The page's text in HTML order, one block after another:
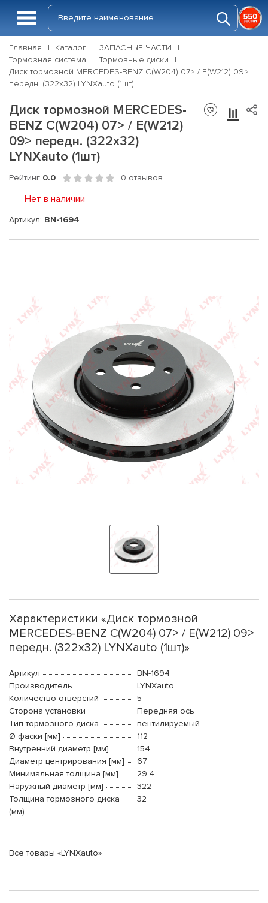
Главная Каталог
ЗАПАСНЫЕ ЧАСТИ
Тормозная система
Тормозные диски
Диск тормозной MERCEDES-BENZ C(W204) 07> / E(W212) 09>
передн. (322x32) LYNXauto (1шт)
Диск тормозной MERCEDES-
BENZ C(W204) 07> / E(W212)
09> передн. (322x32)
LYNXauto (1шт)
Рейтинг 0.0 0 отзывов
Нет в наличии
Артикул: BN-1694
Характеристики «Диск тормозной
MERCEDES-BENZ C(W204) 07> / E(W212) 09>
передн. (322x32) LYNXauto (1шт)»
Артикул
BN-1694
Производитель
LYNXauto
Количество отверстий
5
Сторона установки
Передняя ось
Тип тормозного диска
вентилируемый
Ø фаски [мм]
112
Внутренний диаметр [мм]
154
Диаметр центрирования [мм]
67
Минимальная толщина [мм]
29.4
Наружный диаметр [мм]
322
Толщина тормозного диска
(мм)
32
Все товары «LYNXauto»